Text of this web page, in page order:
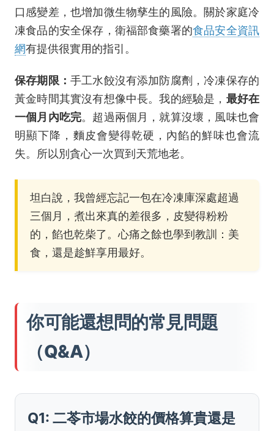
口感變差，也增加微生物孳生的風險。關於家庭冷
凍食品的安全保存，衛福部食藥署的食品安全資訊
網有提供很實用的指引。
保存期限： 手工水餃沒有添加防腐劑，冷凍保存的
黃金時間其實沒有想像中長。我的經驗是， 最好在
一個月內吃完。超過兩個月，就算沒壞，風味也會
明顯下降，麵皮會變得乾硬，內餡的鮮味也會流
失。所以別貪心一次買到天荒地老。
坦白說，我曾經忘記一包在冷凍庫深處超過
三個月，煮出來真的差很多，皮變得粉粉
的，餡也乾柴了。心痛之餘也學到教訓：美
食，還是趁鮮享用最好。
你可能還想問的常見問題
（Q&A）
Q1: 二苓市場水餃的價格算貴還是